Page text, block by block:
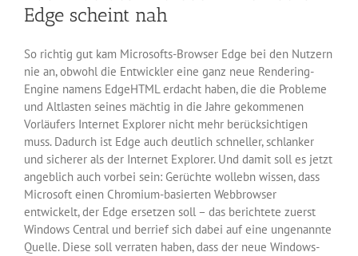
Edge scheint nah
So richtig gut kam Microsofts-Browser Edge bei den Nutzern
nie an, obwohl die Entwickler eine ganz neue Rendering-
Engine namens EdgeHTML erdacht haben, die die Probleme
und Altlasten seines mächtig in die Jahre gekommenen
Vorläufers Internet Explorer nicht mehr berücksichtigen
muss. Dadurch ist Edge auch deutlich schneller, schlanker
und sicherer als der Internet Explorer. Und damit soll es jetzt
angeblich auch vorbei sein: Gerüchte wollebn wissen, dass
Microsoft einen Chromium-basierten Webbrowser
entwickelt, der Edge ersetzen soll – das berichtete zuerst
Windows Central und berrief sich dabei auf eine ungenannte
Quelle. Diese soll verraten haben, dass der neue Windows-